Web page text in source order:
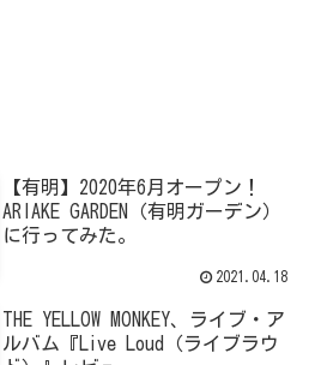
【有明】2020年6月オープン！
ARIAKE GARDEN（有明ガーデン）
に行ってみた。
2021.04.18
THE YELLOW MONKEY、ライブ・ア
ルバム『Live Loud（ライブラウ